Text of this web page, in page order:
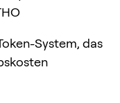
System, das